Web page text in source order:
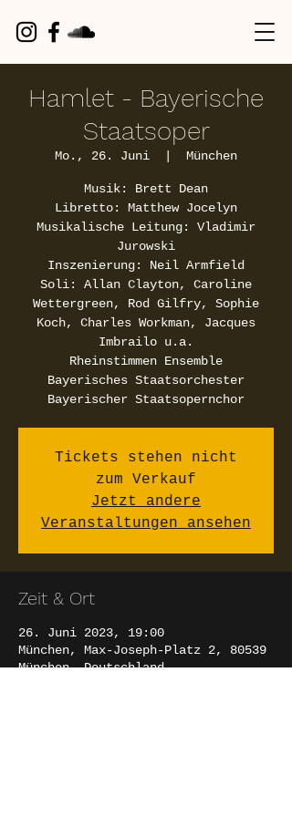
Hamlet - Bayerische
Staatsoper
Mo., 26. Juni München
Musik: Brett Dean
Libretto: Matthew Jocelyn
Musikalische Leitung: Vladimir
Jurowski
Inszenierung: Neil Armfield
Soli: Allan Clayton, Caroline
Wettergreen, Rod Gilfry, Sophie
Koch, Charles Workman, Jacques
Imbrailo u.a.
Rheinstimmen Ensemble
Bayerisches Staatsorchester
Bayerischer Staatsopernchor
Tickets stehen nicht
zum Verkauf
Jetzt andere
Veranstaltungen ansehen
Zeit & Ort
26. Juni 2023, 19:00
München, Max-Joseph-Platz 2, 80539
München, Deutschland